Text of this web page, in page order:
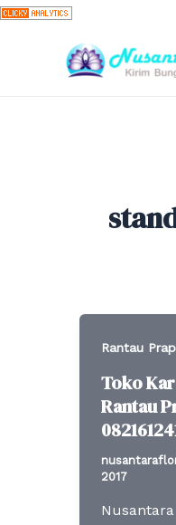
Skip
content
Rantau
Toko
Rantau
2017